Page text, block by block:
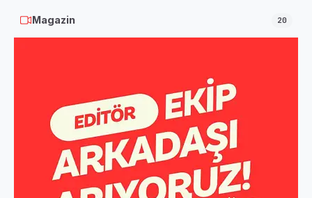
Magazin 20